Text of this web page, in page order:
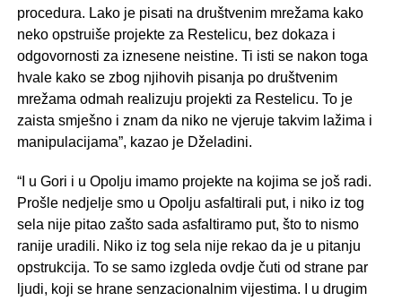
procedura. Lako je pisati na društvenim mrežama kako
neko opstruiše projekte za Restelicu, bez dokaza i
odgovornosti za iznesene neistine. Ti isti se nakon toga
hvale kako se zbog njihovih pisanja po društvenim
mrežama odmah realizuju projekti za Restelicu. To je
zaista smješno i znam da niko ne vjeruje takvim lažima i
manipulacijama”, kazao je Dželadini.
“I u Gori i u Opolju imamo projekte na kojima se još radi.
Prošle nedjelje smo u Opolju asfaltirali put, i niko iz tog
sela nije pitao zašto sada asfaltiramo put, što to nismo
ranije uradili. Niko iz tog sela nije rekao da je u pitanju
opstrukcija. To se samo izgleda ovdje čuti od strane par
ljudi, koji se hrane senzacionalnim vijestima. I u drugim